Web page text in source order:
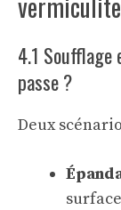
4.1 Soufflage
passe ?
Deux